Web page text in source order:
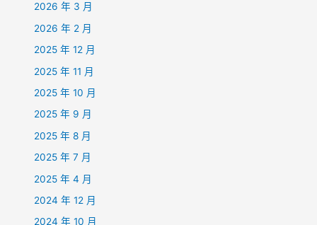
2026 年 3 月
2026 年 2 月
2025 年 12 月
2025 年 11 月
2025 年 10 月
2025 年 9 月
2025 年 8 月
2025 年 7 月
2025 年 4 月
2024 年 12 月
2024 年 10 月